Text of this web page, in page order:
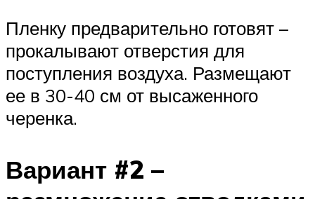
Пленку предварительно готовят –
прокалывают отверстия для
поступления воздуха. Размещают
ее в 30-40 см от высаженного
черенка.
Вариант #2 –